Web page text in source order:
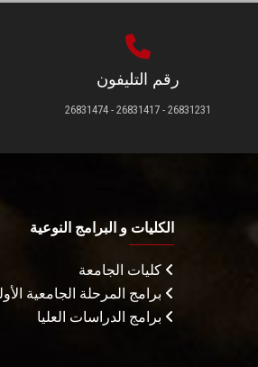
رقم التليفون
26831231 - 26831417 - 26831474
الكليات و البرامج النوعية
كليات الجامعة
برامج المرحلة الجامعية
برامج الدراسات العليا